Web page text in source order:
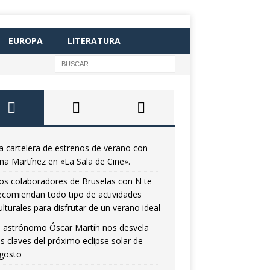
EUROPA LITERATURA
cartelera de estrenos de verano con
Martínez en «La Sala de Cine».
colaboradores de Bruselas con Ñ te
todo tipo de actividades
para disfrutar de un verano ideal
astrónomo Óscar Martín nos desvela
claves del próximo eclipse solar de